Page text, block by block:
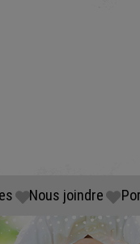
Nous joindre